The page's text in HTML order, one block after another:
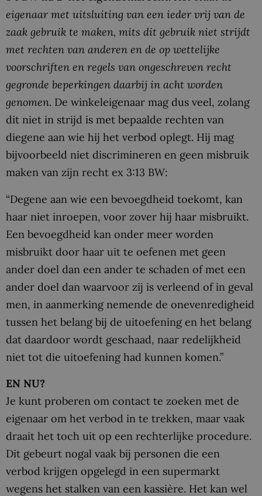
eigenaar met uitsluiting van een ieder vrij van de
zaak gebruik te maken, mits dit gebruik niet strijdt
met rechten van anderen en de op wettelijke
voorschriften en regels van ongeschreven recht
gegronde beperkingen daarbij in acht worden
genomen. De winkeleigenaar mag dus veel, zolang
dit niet in strijd is met bepaalde rechten van
diegene aan wie hij het verbod oplegt. Hij mag
bijvoorbeeld niet discrimineren en geen misbruik
maken van zijn recht ex 3:13 BW:
“Degene aan wie een bevoegdheid toekomt, kan
haar niet inroepen, voor zover hij haar misbruikt.
Een bevoegdheid kan onder meer worden
misbruikt door haar uit te oefenen met geen
ander doel dan een ander te schaden of met een
ander doel dan waarvoor zij is verleend of in geval
men, in aanmerking nemende de onevenredigheid
tussen het belang bij de uitoefening en het belang
dat daardoor wordt geschaad, naar redelijkheid
niet tot die uitoefening had kunnen komen.”
EN NU?
Je kunt proberen om contact te zoeken met de
eigenaar om het verbod in te trekken, maar vaak
draait het toch uit op een rechterlijke procedure.
Dit gebeurt nogal vaak bij personen die een
verbod krijgen opgelegd in een supermarkt
wegens het stalken van een kassière. Het kan wel